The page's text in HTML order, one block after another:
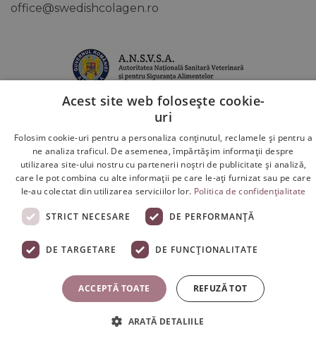
office@swedishcolagen.ro
Copyright 2026 ©Swedish Colagen- Colagen Lichid de
Ultimă Generație cu Concentrații Maxime și Efecte Reale
S.C. Gradina Sanatatii S.R.L. * Sediu Social: Str. Padurii Nr.7,
Vladimirescu, Arad, Romania
Acest site web folosește cookie-
uri
Folosim cookie-uri pentru a personaliza conținutul, reclamele și pentru a
ne analiza traficul. De asemenea, împărtășim informații despre
utilizarea site-ului nostru cu partenerii noștri de publicitate și analiză,
care le pot combina cu alte informații pe care le-ați furnizat sau pe care
le-au colectat din utilizarea serviciilor lor. Politica de confidențialitate
STRICT NECESARE DE PERFORMANȚĂ
DE TARGETARE DE FUNCŢIONALITATE
ACCEPTĂ TOATE REFUZĂ TOT
ARATĂ DETALIILE